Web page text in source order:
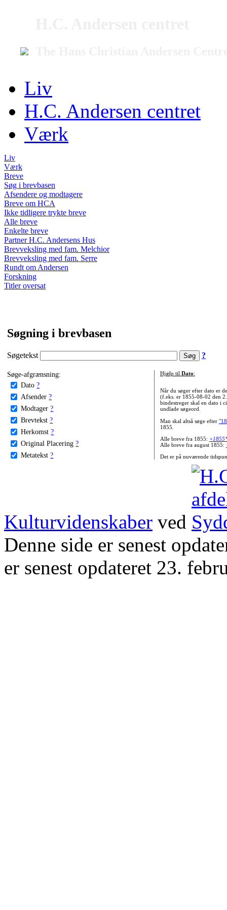
Liv
H.C. Andersen centret
Værk
Liv
Værk
Breve
Søg i brevbasen
Afsendere og modtagere
Breve om HCA
Ikke tidligere trykte breve
Alle breve
Enkelte breve
Partner H.C. Andersens Hus
Brevveksling med fam. Melchior
Brevveksling med fam. Serre
Rundt om Andersen
Forskning
Titler oversat
Søgning i brevbasen
Søgetekst ?
Søge-afgrænsning:
Dato ?
Afsender ?
Modtager ?
Brevtekst ?
Herkomst ?
Original Placering ?
Metatekst ?
Hjælp til Dato:
Når du søger efter dato er
(f.eks. er 1855-08-02 den
bindestreger skal en dato i
undlade søgeord.
Man skal altså søge efter
1855.
Alle breve fra 1855:
Alle breve fra august 1855:
Det er på nuværende
Kulturvidenskaber ved
Denne side er senest
er senest opdateret 23.